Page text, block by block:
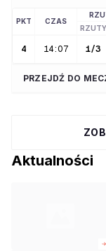
PKT CZAS
RZUTY
4 14:07 1/3
PRZEJDŹ DO
Aktualności